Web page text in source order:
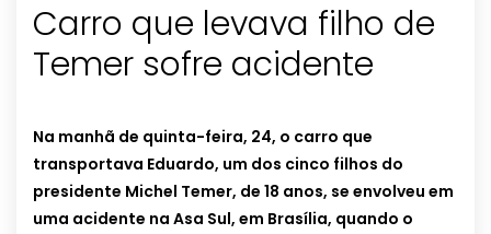
Carro que levava filho de
Temer sofre acidente
Na manhã de quinta-feira, 24, o carro que
transportava Eduardo, um dos cinco filhos do
presidente Michel Temer, de 18 anos, se envolveu em
uma acidente na Asa Sul, em Brasília, quando o